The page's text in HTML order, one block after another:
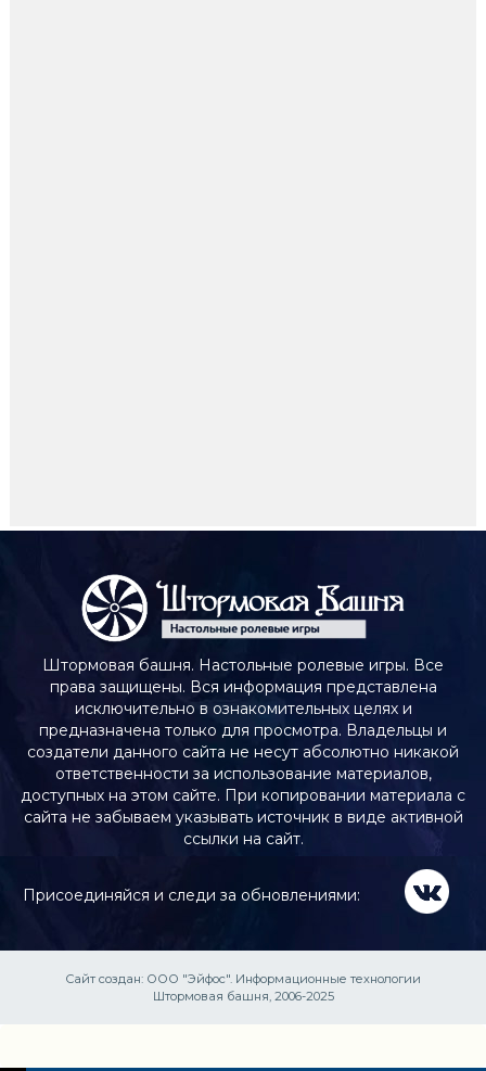
Штормовая башня. Настольные ролевые игры. Все
права защищены. Вся информация представлена
исключительно в ознакомительных целях и
предназначена только для просмотра. Владельцы и
создатели данного сайта не несут абсолютно никакой
ответственности за использование материалов,
доступных на этом сайте. При копировании материала с
сайта не забываем указывать источник в виде активной
ссылки на сайт.
Присоединяйся и следи за обновлениями:
Сайт создан: ООО "Эйфос". Информационные технологии
Штормовая башня, 2006-2025